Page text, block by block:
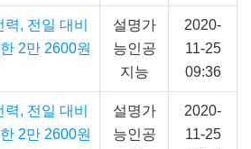
, 전일 대비
2만 2600원
설명가
능인공
지능
2020-
11-25
09:36
, 전일 대비
2만 2600원
설명가
능인공
2020-
11-25